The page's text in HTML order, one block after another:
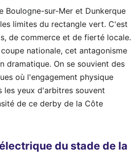
Boulogne-sur-Mer et Dunkerque
limites du rectangle vert. C'est
de commerce et de fierté locale.
nationale, cet antagonisme
dramatique. On se souvient des
où l'engagement physique
les yeux d'arbitres souvent
de ce derby de la Côte
du stade de la